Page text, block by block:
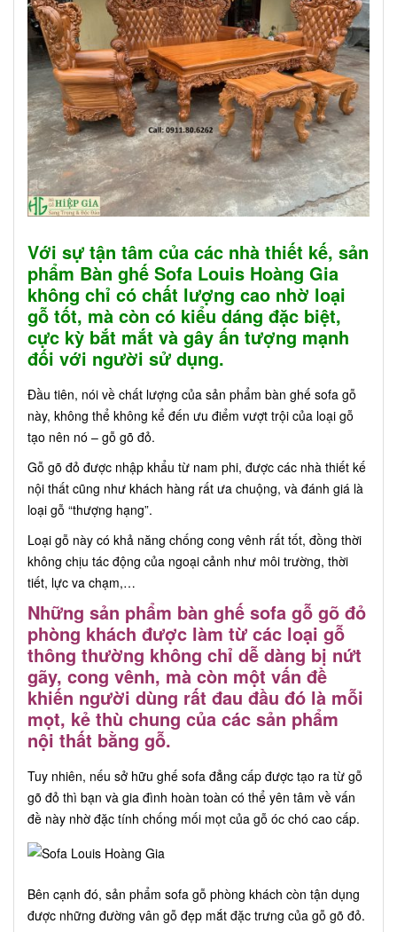
Với sự tận tâm của các nhà thiết kế, sản
phẩm Bàn ghế Sofa Louis Hoàng Gia
không chỉ có chất lượng cao nhờ loại
gỗ tốt, mà còn có kiểu dáng đặc biệt,
cực kỳ bắt mắt và gây ấn tượng mạnh
đối với người sử dụng.
Đầu tiên, nói về chất lượng của sản phẩm bàn ghế sofa gỗ
này, không thể không kể đến ưu điểm vượt trội của loại gỗ
tạo nên nó – gỗ gõ đỏ.
Gỗ gõ đỏ được nhập khẩu từ nam phi, được các nhà thiết kế
nội thất cũng như khách hàng rất ưa chuộng, và đánh giá là
loại gỗ “thượng hạng”.
Loại gỗ này có khả năng chống cong vênh rất tốt, đồng thời
không chịu tác động của ngoại cảnh như môi trường, thời
tiết, lực va chạm,…
Những sản phẩm bàn ghế sofa gỗ gõ đỏ
phòng khách được làm từ các loại gỗ
thông thường không chỉ dễ dàng bị nứt
gãy, cong vênh, mà còn một vấn đề
khiến người dùng rất đau đầu đó là mỗi
mọt, kẻ thù chung của các sản phẩm
nội thất bằng gỗ.
Tuy nhiên, nếu sở hữu ghế sofa đẳng cấp được tạo ra từ gỗ
gõ đỏ thì bạn và gia đình hoàn toàn có thể yên tâm về vấn
đề này nhờ đặc tính chống mối mọt của gỗ óc chó cao cấp.
Bên cạnh đó, sản phẩm sofa gỗ phòng khách còn tận dụng
được những đường vân gỗ đẹp mắt đặc trưng của gỗ gõ đỏ.